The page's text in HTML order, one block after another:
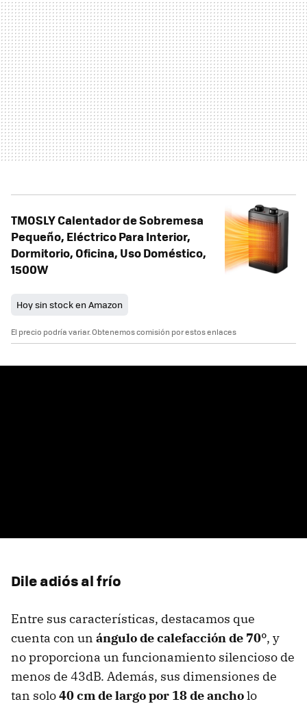
TMOSLY Calentador de Sobremesa
Pequeño, Eléctrico Para Interior,
Dormitorio, Oficina, Uso Doméstico,
1500W
Hoy sin stock en Amazon
El precio podría variar. Obtenemos comisión por estos enlaces
Dile adiós al frío
Entre sus características, destacamos que
cuenta con un ángulo de calefacción de 70°, y
no proporciona un funcionamiento silencioso de
menos de 43dB. Además, sus dimensiones de
tan solo40 cm de largo por 18 de ancholo